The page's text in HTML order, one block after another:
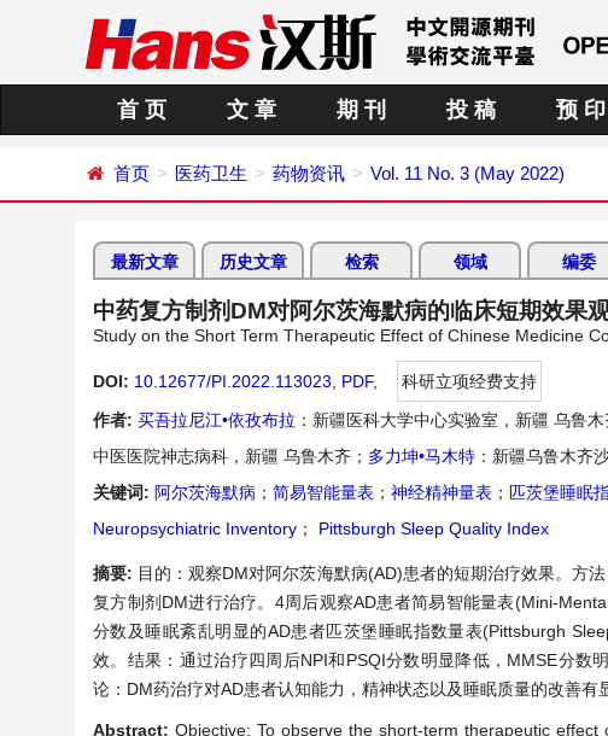
首 页 文 章 期 刊 投 稿 预 印
首页 医药卫生 药物资讯 Vol. 11 No. 3 (May 2022)
最新文章 历史文章 检索 领域 编委
中药复方制剂DM对阿尔茨海默病的临床短期效果
Study on the Short Term Therapeutic Effect of Chinese Medicine
DOI: 10.12677/PI.2022.113023 PDF,
科研立项经费支持
作者: 买吾拉尼江•依孜布拉 ：新疆医科大学中心实验室，新疆 乌鲁
中医医院神志病科，新疆 乌鲁木齐； 多力坤•马木特 ：新疆乌鲁木齐
关键词: 阿尔茨海默病 ； 简易智能量表 ； 神经精神量表 ； 匹茨堡睡眠
Neuropsychiatric Inventory ； Pittsburgh Sleep Quality Index
摘要: 目的：观察DM对阿尔茨海默病(AD)患者的短期治疗效果。方
复方制剂DM进行治疗。4周后观察AD患者简易智能量表(Mini-
分数及睡眠紊乱明显的AD患者匹茨堡睡眠指数量表(Pittsburgh
效。结果：通过治疗四周后NPI和PSQI分数明显降低，MMSE分数
论：DM药治疗对AD患者认知能力，精神状态以及睡眠质量的改善有
Abstract: Objective: To observe the short-term therapeutic